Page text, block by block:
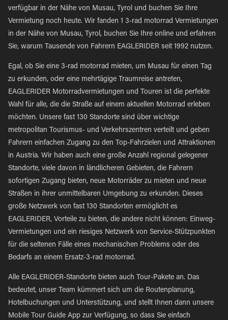
verfügbar in der Nähe von Musau, Tyrol und buchen Sie Ihre
Vermietung noch heute. Wir fanden 1 3-rad motorrad Vermietungen
in der Nähe von Musau, Tyrol, buchen Sie Ihre online und erfahren
Sie, warum Tausende von Fahrern EAGLERIDER seit 1992 nutzen.
Egal, ob Sie eine 3-rad motorrad mieten, um Musau für einen Tag
zu erkunden, oder eine mehrtägige Traumreise antreten,
EAGLERIDER Motorradvermietungen und Touren ist die perfekte
Wahl für alle, die die Straße auf einem aktuellen Motorrad erleben
möchten. Unsere fast 130 Standorte sind über wichtige
metropolitan Tourismus- und Verkehrszentren verteilt und geben
Fahrern einfachen Zugang zu den Top-Fahrzielen und Attraktionen
in Austria. Wir haben auch eine große Anzahl regional gelegener
Standorte, viele davon in ländlicheren Gebieten, die Fahrern
sofortigen Zugang bieten, neue Motorräder zu mieten und neue
Straßen in ihrer unmittelbaren Umgebung zu erkunden. Dieses
große Netzwerk von fast 130 Standorten ermöglicht es
EAGLERIDER, Vorteile zu bieten, die andere nicht können: Einweg-
Vermietungen und ein riesiges Netzwerk von Service-Stützpunkten
für die seltenen Fälle eines mechanischen Problems oder des
Bedarfs an einem Ersatz-3-rad motorrad.
Alle EAGLERIDER-Standorte bieten auch Tour-Pakete an. Das
bedeutet, unser Team kümmert sich um die Routenplanung,
Hotelbuchungen und Unterstützung, und stellt Ihnen dann unsere
Mobile Tour Guide App zur Verfügung, so dass Sie einfach